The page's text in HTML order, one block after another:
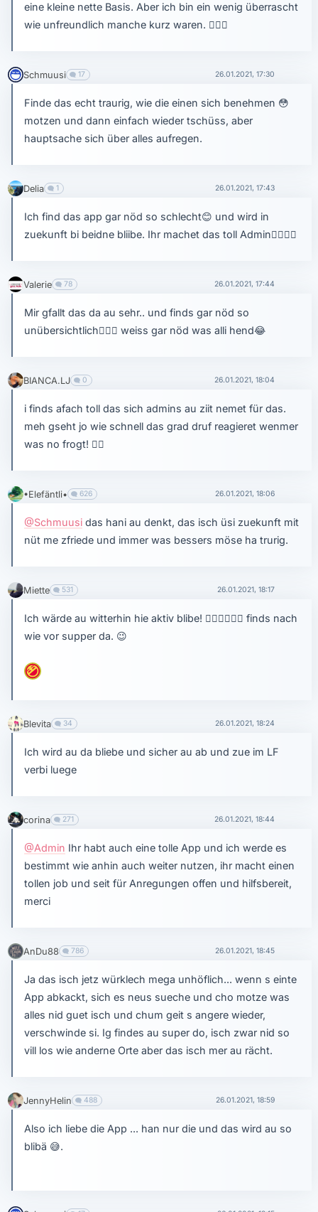
eine kleine nette Basis. Aber ich bin ein wenig überrascht
wie unfreundlich manche kurz waren. 🤷🏻‍♂️
Schmuusi 17 26.01.2021, 17:30
Finde das echt traurig, wie die einen sich benehmen 😳
motzen und dann einfach wieder tschüss, aber
hauptsache sich über alles aufregen.
Delia 1 26.01.2021, 17:43
Ich find das app gar nöd so schlecht😊 und wird in
zuekunft bi beidne bliibe. Ihr machet das toll Admin👍🏼👍🏼
Valerie 78 26.01.2021, 17:44
Mir gfallt das da au sehr.. und finds gar nöd so
unübersichtlich🤷🏻‍♀️ weiss gar nöd was alli hend😂
BIANCA.LJ 0 26.01.2021, 18:04
i finds afach toll das sich admins au ziit nemet für das.
meh gseht jo wie schnell das grad druf reagieret wenmer
was no frogt! 👍🏼
•Elefäntli• 626 26.01.2021, 18:06
@Schmuusi das hani au denkt, das isch üsi zuekunft mit
nüt me zfriede und immer was bessers möse ha trurig.
Miette 531 26.01.2021, 18:17
Ich wärde au witterhin hie aktiv blibe! 👍🏻👍🏻👍🏻 finds nach
wie vor supper da. 😉
Blevita 34 26.01.2021, 18:24
Ich wird au da bliebe und sicher au ab und zue im LF
verbi luege
corina 271 26.01.2021, 18:44
@Admin Ihr habt auch eine tolle App und ich werde es
bestimmt wie anhin auch weiter nutzen, ihr macht einen
tollen job und seit für Anregungen offen und hilfsbereit,
merci
AnDu88 786 26.01.2021, 18:45
Ja das isch jetz würklech mega unhöflich... wenn s einte
App abkackt, sich es neus sueche und cho motze was
alles nid guet isch und chum geit s angere wieder,
verschwinde si. Ig findes au super do, isch zwar nid so
vill los wie anderne Orte aber das isch mer au rächt.
JennyHelin 488 26.01.2021, 18:59
Also ich liebe die App ... han nur die und das wird au so
blibä 😅.